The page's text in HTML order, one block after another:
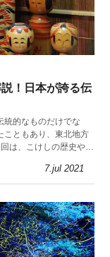
！日本が誇る伝
統的なものだけでな
こともあり、東北地方
は、こけしの歴史や由
7.jul 2021